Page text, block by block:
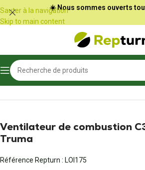
Panneau de gestion des cookies
Sauter à la navigation
Skip to main content
☀️ Nous sommes ouverts
Accueil
Ventilateur de combustion
Truma
Référence Repturn : LOI175